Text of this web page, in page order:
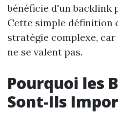
bénéficie d'un backlink
Cette simple définition
stratégie complexe,
ne se valent pas.
Pourquoi les
Sont-Ils